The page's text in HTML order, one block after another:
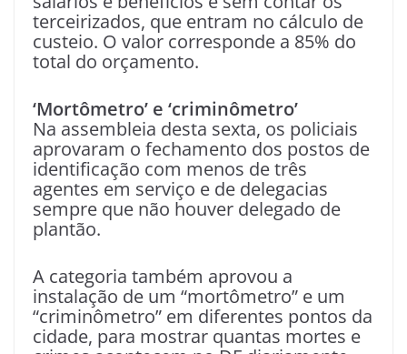
terceirizados, que entram no cálculo de
custeio. O valor corresponde a 85% do
total do orçamento.
‘Mortômetro’ e ‘criminômetro’
Na assembleia desta sexta, os policiais
aprovaram o fechamento dos postos de
identificação com menos de três
agentes em serviço e de delegacias
sempre que não houver delegado de
plantão.
A categoria também aprovou a
instalação de um “mortômetro” e um
“criminômetro” em diferentes pontos da
cidade, para mostrar quantas mortes e